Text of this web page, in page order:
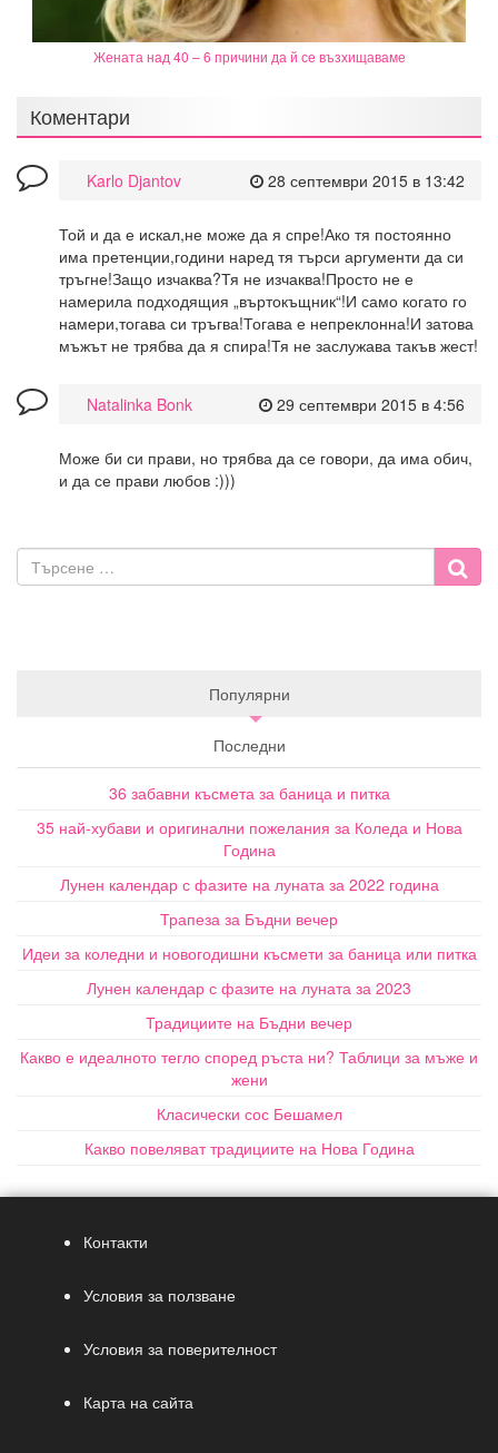
Жената над 40 – 6 причини да й се възхищаваме
Коментари
28 септември 2015 в 13:42
Karlo Djantov
Той и да е искал,не може да я спре!Ако тя постоянно
има претенции,години наред тя търси аргументи да си
тръгне!Защо изчаква?Тя не изчаква!Просто не е
намерила подходящия „въртокъщник“!И само когато го
намери,тогава си тръгва!Тогава е непреклонна!И затова
мъжът не трябва да я спира!Тя не заслужава такъв жест!
29 септември 2015 в 4:56
Natalinka Bonk
Може би си прави, но трябва да се говори, да има обич,
и да се прави любов :)))
Популярни
Последни
36 забавни късмета за баница и питка
35 най-хубави и оригинални пожелания за Коледа и Нова
Година
Лунен календар с фазите на луната за 2022 година
Трапеза за Бъдни вечер
Идеи за коледни и новогодишни късмети за баница или питка
Лунен календар с фазите на луната за 2023
Традициите на Бъдни вечер
Какво е идеалното тегло според ръста ни? Таблици за мъже и
жени
Класически сос Бешамел
Какво повеляват традициите на Нова Година
Контакти
Условия за ползване
Условия за поверителност
Карта на сайта